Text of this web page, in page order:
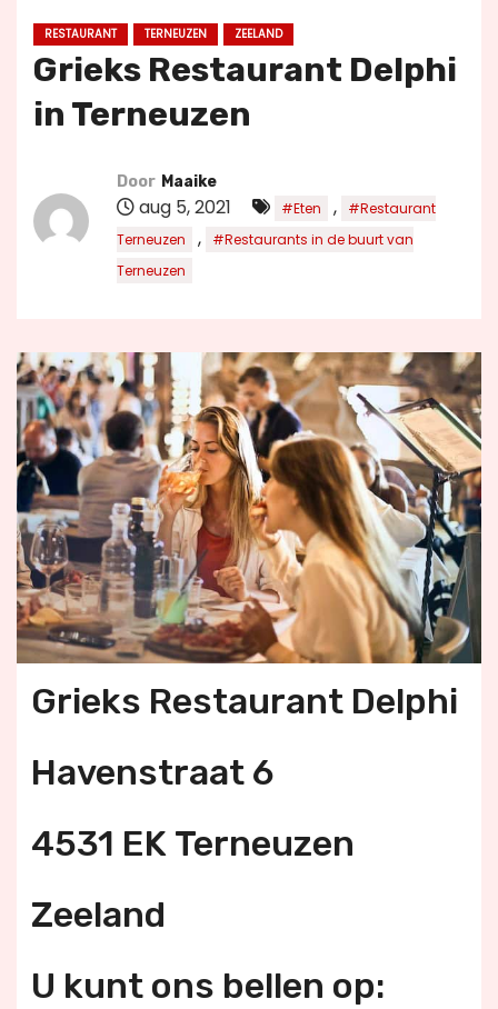
RESTAURANT TERNEUZEN ZEELAND
Grieks Restaurant Delphi
in Terneuzen
Door Maaike
aug 5, 2021 #Eten ,
#Restaurant
Terneuzen
,
#Restaurants in de buurt van
Terneuzen
Grieks Restaurant Delphi
Havenstraat 6
4531 EK Terneuzen
Zeeland
U kunt ons bellen op: